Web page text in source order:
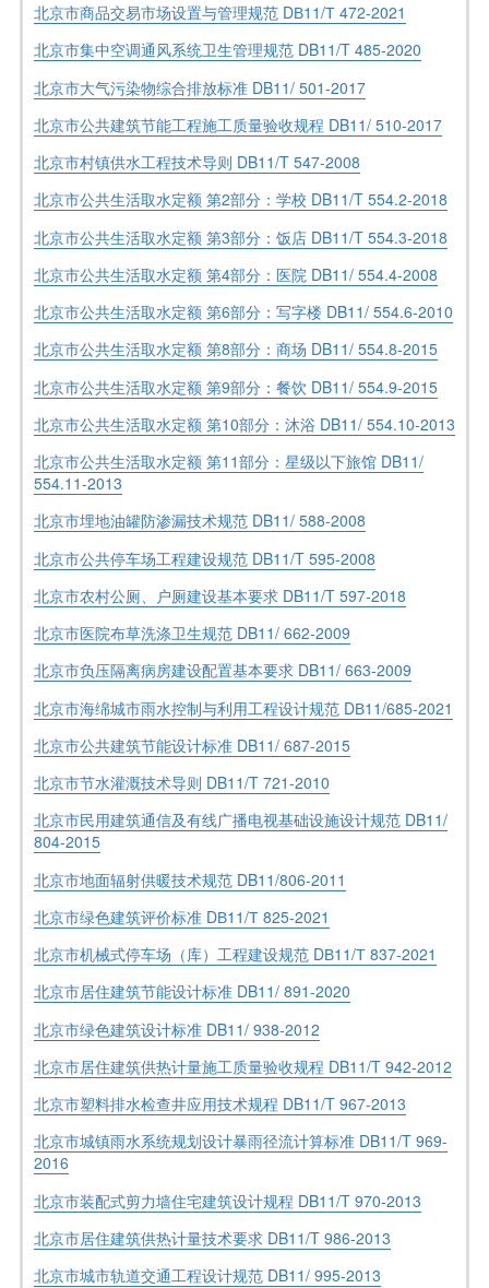
北京市商品交易市场设置与管理规范 DВ11/Т 472-2021
北京市集中空调通风系统卫生管理规范 DB11/T 485-2020
北京市大气污染物综合排放标准 DB11/ 501-2017
北京市公共建筑节能工程施工质量验收规程 DB11/ 510-2017
北京市村镇供水工程技术导则 DB11/T 547-2008
北京市公共生活取水定额 第2部分：学校 DB11/T 554.2-2018
北京市公共生活取水定额 第3部分：饭店 DB11/T 554.3-2018
北京市公共生活取水定额 第4部分：医院 DB11/ 554.4-2008
北京市公共生活取水定额 第6部分：写字楼 DB11/ 554.6-2010
北京市公共生活取水定额 第8部分：商场 DB11/ 554.8-2015
北京市公共生活取水定额 第9部分：餐饮 DB11/ 554.9-2015
北京市公共生活取水定额 第10部分：沐浴 DB11/ 554.10-2013
北京市公共生活取水定额 第11部分：星级以下旅馆 DB11/
554.11-2013
北京市埋地油罐防渗漏技术规范 DB11/ 588-2008
北京市公共停车场工程建设规范 DB11/T 595-2008
北京市农村公厕、户厕建设基本要求 DB11/T 597-2018
北京市医院布草洗涤卫生规范 DB11/ 662-2009
北京市负压隔离病房建设配置基本要求 DB11/ 663-2009
北京市海绵城市雨水控制与利用工程设计规范 DВ11/685-2021
北京市公共建筑节能设计标准 DB11/ 687-2015
北京市节水灌溉技术导则 DB11/T 721-2010
北京市民用建筑通信及有线广播电视基础设施设计规范 DB11/
804-2015
北京市地面辐射供暖技术规范 DB11/806-2011
北京市绿色建筑评价标准 DВ11/Т 825-2021
北京市机械式停车场（库）工程建设规范 DВ11/Т 837-2021
北京市居住建筑节能设计标准 DB11/ 891-2020
北京市绿色建筑设计标准 DB11/ 938-2012
北京市居住建筑供热计量施工质量验收规程 DB11/T 942-2012
北京市塑料排水检查井应用技术规程 DB11/T 967-2013
北京市城镇雨水系统规划设计暴雨径流计算标准 DB11/T 969-
2016
北京市装配式剪力墙住宅建筑设计规程 DB11/T 970-2013
北京市居住建筑供热计量技术要求 DB11/T 986-2013
北京市城市轨道交通工程设计规范 DB11/ 995-2013